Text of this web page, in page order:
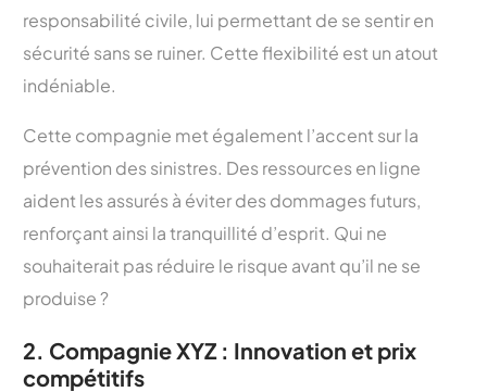
responsabilité civile, lui permettant de se sentir en
sécurité sans se ruiner. Cette flexibilité est un atout
indéniable.
Cette compagnie met également l’accent sur la
prévention des sinistres. Des ressources en ligne
aident les assurés à éviter des dommages futurs,
renforçant ainsi la tranquillité d’esprit. Qui ne
souhaiterait pas réduire le risque avant qu’il ne se
produise ?
2. Compagnie XYZ : Innovation et prix
compétitifs